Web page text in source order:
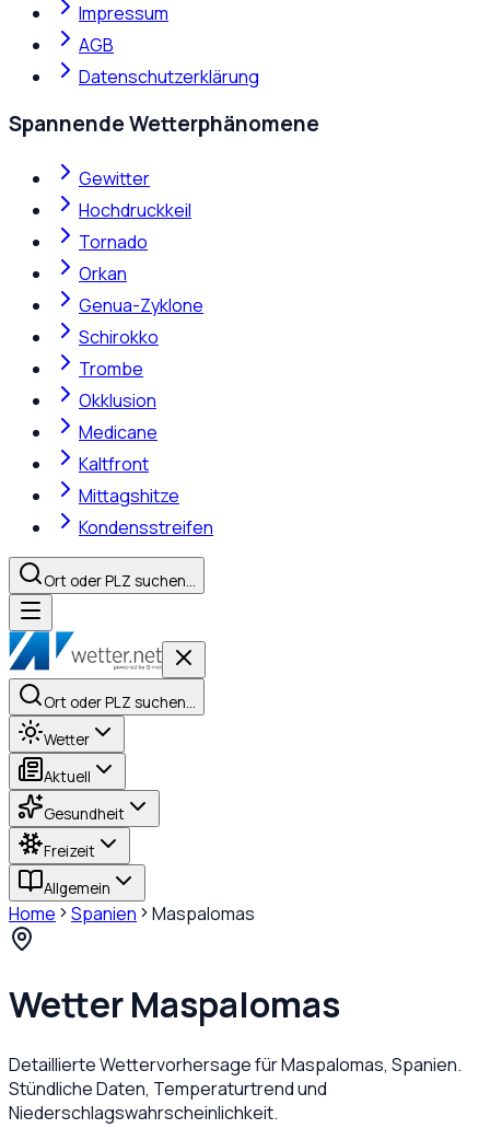
Impressum
AGB
Datenschutzerklärung
Spannende Wetterphänomene
Gewitter
Hochdruckkeil
Tornado
Orkan
Genua-Zyklone
Schirokko
Trombe
Okklusion
Medicane
Kaltfront
Mittagshitze
Kondensstreifen
Ort oder PLZ suchen…
Ort oder PLZ suchen…
Wetter
Aktuell
Gesundheit
Freizeit
Allgemein
Home Spanien Maspalomas
WetterMaspalomas
Detaillierte Wettervorhersage fürMaspalomas, Spanien.
Stündliche Daten, Temperaturtrend und
Niederschlagswahrscheinlichkeit.